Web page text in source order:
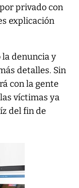
privado con
explicación
denuncia y
detalles. Sin
con la gente
víctimas ya
del fin de